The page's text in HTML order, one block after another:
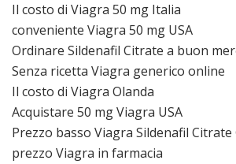
Il costo di Viagra 50 mg Italia
conveniente Viagra 50 mg USA
Ordinare Sildenafil Citrate a buon
Senza ricetta Viagra generico online
Il costo di Viagra Olanda
Acquistare 50 mg Viagra USA
Prezzo basso Viagra Sildenafil Citrate
prezzo Viagra in farmacia